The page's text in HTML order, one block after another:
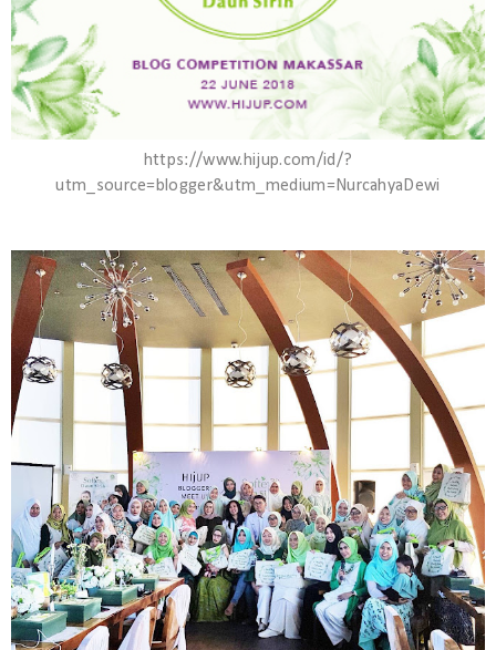
https://www.hijup.com/id/?
utm_source=blogger&utm_medium=NurcahyaDewi